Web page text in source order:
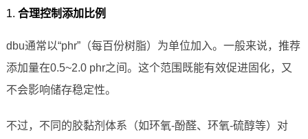
1. 合理控制添加比例
dbu通常以“phr”（每百份树脂）为单位加入。一般来说，推荐
添加量在0.5~2.0 phr之间。这个范围既能有效促进固化，又
不会影响储存稳定性。
不过，不同的胶黏剂体系（如环氧-酚醛、环氧-硫醇等）对